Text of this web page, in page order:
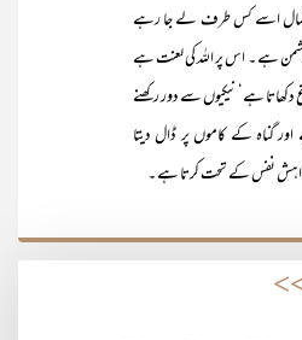
اسے کس طرف لے جا رہے
ہے ۔ اس پر اللہ کی لعنت ہے
دکھاتا ہے‘ نیکیوں سے دور رکھنے
گناہ کے کاموں پر ڈال دیتا
نفس کے تحت کرتا ہے ۔